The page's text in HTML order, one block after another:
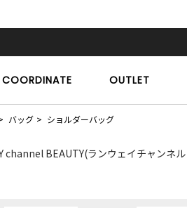
COORDINATE OUTLET
バッグ ショルダーバッグ
channel BEAUTY(ランウェイチャンネ